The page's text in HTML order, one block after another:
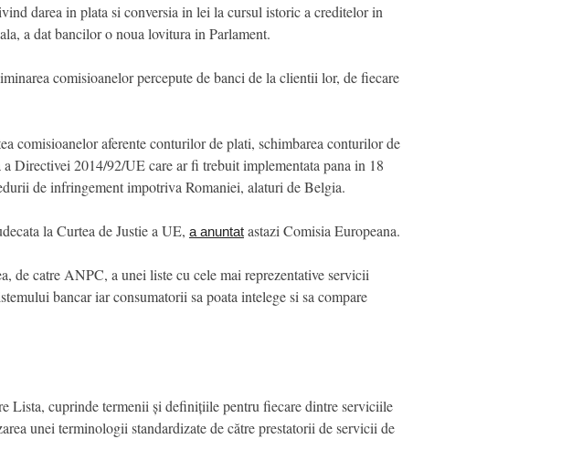
darea in plata si conversia in lei la cursul istoric a creditelor in
a dat bancilor o noua lovitura in Parlament.
comisioanelor percepute de banci de la clientii lor, de fiecare
comisioanelor aferente conturilor de plati, schimbarea conturilor de
Directivei 2014/92/UE care ar fi trebuit implementata pana in 18
de infringement impotriva Romaniei, alaturi de Belgia.
la Curtea de Justie a UE, a anuntat astazi Comisia Europeana.
de catre ANPC, a unei liste cu cele mai reprezentative servicii
bancar iar consumatorii sa poata intelege si sa compare
Lista, cuprinde termenii și definițiile pentru fiecare dintre serviciile
unei terminologii standardizate de către prestatorii de servicii de